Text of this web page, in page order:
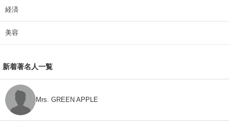
経済
美容
新着著名人一覧
Mrs. GREEN APPLE